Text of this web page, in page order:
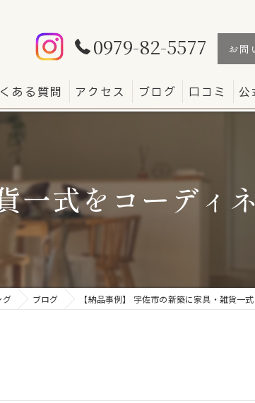
0979-82-5577 お問
ある質問 アクセス ブログ 口コミ 公
一式をコーディ
グ ブログ 【納品事例】 宇佐市の新築に家具・雑貨一